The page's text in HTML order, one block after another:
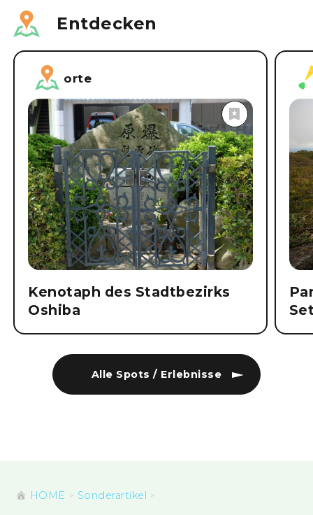
Entdecken
Alle Spots / Erlebnisse
orte
Kenotaph des Stadtbezirks
Oshiba
HOME Sonderartikel